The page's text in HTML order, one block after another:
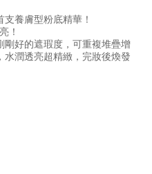
養膚型粉底精華！
！
剛好的遮瑕度，可重複堆疊增
水潤透亮超精緻，完妝後煥發